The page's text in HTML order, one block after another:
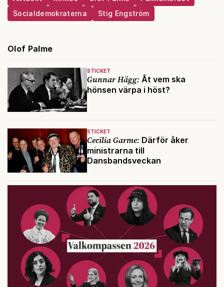
Socialdemokraterna
Stig Engström
Olof Palme
STICKET
Gunnar Hägg: Åt vem ska
hönsen värpa i höst?
STICKET
Cecilia Garme: Därför åker
ministrarna till
Dansbandsveckan